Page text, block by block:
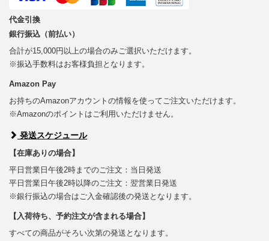
代金引換
銀行振込（前払い）
合計が15,000円以上の場合のみご選択いただけます。
※振込手数料はお客様負担となります。
Amazon Pay
お持ちのAmazonアカウントの情報を使ってご注文いただけます。
※Amazonのポイントはご利用いただけません。
発送スケジュール
【在庫ありの場合】
平日営業日午後2時までのご注文：当日発送
平日営業日午後2時以降のご注文：翌営業日発送
※銀行振込の場合はご入金確認後の発送となります。
【入荷待ち、予約注文が含まれる場合】
すべての商品がそろい次第の発送となります。